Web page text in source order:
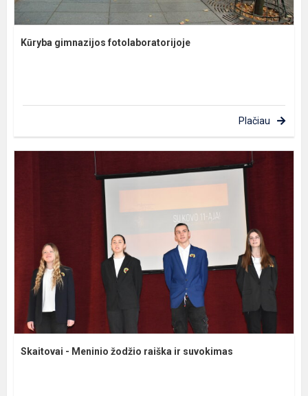
Kūryba gimnazijos fotolaboratorijoje
Plačiau
Skaitovai - Meninio žodžio raiška ir suvokimas